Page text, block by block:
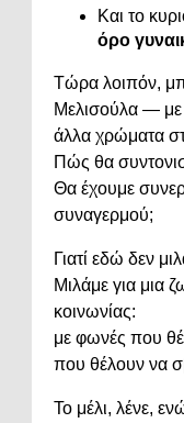
Και το
όρο
Τώρα λοιπόν,
Μελισούλα — με
άλλα χρώματα
Πώς θα
Θα έχουμε
συναγερμού;
Γιατί εδώ δεν
Μιλάμε για μια
κοινωνίας:
με φωνές που
που θέλουν να
Το μέλι, λένε,